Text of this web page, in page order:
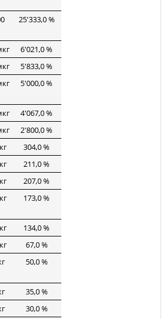
25'333,0 %
6'021,0 %
5'833,0 %
5'000,0 %
4'067,0 %
2'800,0 %
304,0 %
211,0 %
207,0 %
173,0 %
134,0 %
67,0 %
50,0 %
35,0 %
30,0 %